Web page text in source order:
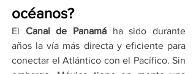
océanos?
El Canal de Panamá ha sido durante
años la vía más directa y eficiente para
conectar el Atlántico con el Pacífico. Sin